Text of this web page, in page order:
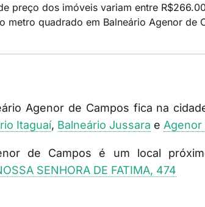
preço dos imóveis variam entre
metro quadrado em Balneário Agenor de
Agenor de Campos fica na
Itaguaí, Balneário Jussara e Agenor
de Campos é um local
SENHORA DE FATIMA, 474